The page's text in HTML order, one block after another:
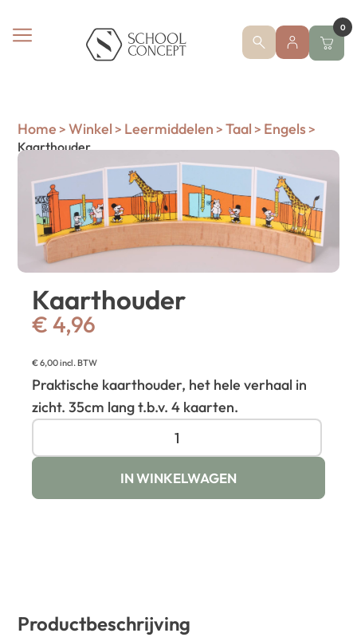
0
Home > Winkel > Leermiddelen > Taal > Engels>
Kaarthouder
Kaarthouder
€ 4,96
€6,00incl. BTW
Praktische kaarthouder, het hele verhaal in
zicht. 35cm lang t.b.v. 4 kaarten.
IN WINKELWAGEN
Productbeschrijving